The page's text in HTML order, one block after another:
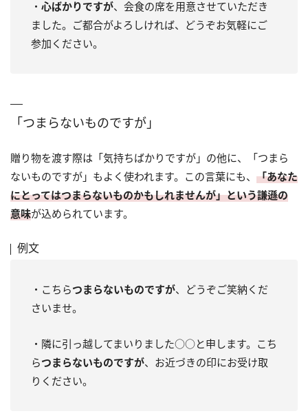
・ 心ばかりですが、会食の席を用意させていただき
ました。ご都合がよろしければ、どうぞお気軽にご
参加ください。
「つまらないものですが」
贈り物を渡す際は「気持ちばかりですが」の他に、「つまら
ないものですが」もよく使われます。この言葉にも、 「あなた
にとってはつまらないものかもしれませんが」という謙遜の
意味が込められています。
例文
・こちらつまらないものですが、どうぞご笑納くだ
さいませ。
・隣に引っ越してまいりました○○と申します。こち
らつまらないものですが、お近づきの印にお受け取
りください。